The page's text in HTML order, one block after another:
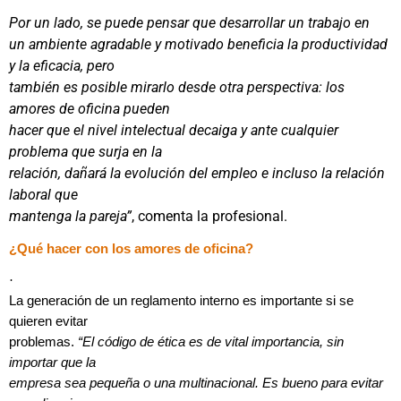
Por un lado, se puede pensar que desarrollar un trabajo en
un ambiente agradable y motivado beneficia la productividad
y la eficacia, pero
también es posible mirarlo desde otra perspectiva: los
amores de oficina pueden
hacer que el nivel intelectual decaiga y ante cualquier
problema que surja en la
relación, dañará la evolución del empleo e incluso la relación
laboral que
mantenga la pareja”, comenta la profesional.
¿Qué hacer con los amores de oficina?
·
La generación de un reglamento interno es importante si se
quieren evitar
problemas. “El código de ética es de vital importancia, sin
importar que la
empresa sea pequeña o una multinacional. Es bueno para evitar